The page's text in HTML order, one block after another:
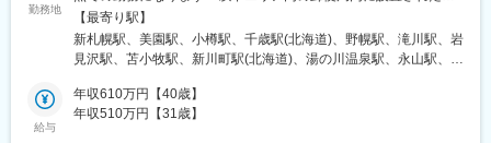
甘木駅(西鉄線)、奈多駅、西鉄柳川駅、羽犬塚駅、大牟田駅、唐津
駅、伊万里駅、五島町駅、霊丘公園体育館駅、本諫早駅、大学病
院駅、新大村駅、早岐駅、中佐世保駅、八代駅、三角駅、木葉
県)、日田駅、宇佐駅、別府駅(大分県)、鶴崎駅、延岡駅、西都城
駅、宮崎駅、油津駅、小林駅(宮崎県)、日向新富駅、川内駅(鹿児
勤務地
んぽサービス部＞■北海道エリア：北海道■東北エリア：青森県、
岩手県、宮城県、秋田県、山形県、福島県■関東エリア：茨城県、
栃木県、群馬県、埼玉県、千葉県■東京エリア：東京都■南関東エ
ア：富山県、石川県、福井県■東海エリア：岐阜県、静岡県、愛知
県、三重県■近畿エリア：滋賀県、京都府、大阪府、兵庫県、奈良
【最寄り駅】
新札幌駅、美園駅、小樽駅、千歳駅(北海道)、野幌駅、滝川駅、岩
見沢駅、苫小牧駅、新川町駅(北海道)、湯の川温泉駅、永山駅、旭
駅、津軽五所川原駅、八戸駅、三沢駅(青森県)、新青森駅、上盛岡
駅、二戸駅、一ノ関駅、宮古駅、北上駅、水沢駅、久慈駅、紫波
給与
年収610万円【40歳】
年収510万円【31歳】